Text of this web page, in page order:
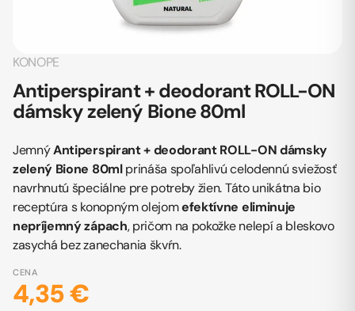
KONOPE
Antiperspirant + deodorant ROLL-ON
dámsky zelený Bione 80ml
JemnýAntiperspirant + deodorant ROLL-ON dámsky
zelený Bione 80mlprináša spoľahlivú celodennú sviežosť
navrhnutú špeciálne pre potreby žien. Táto unikátna bio
receptúra s konopným olejomefektívne eliminuje
nepríjemný zápach, pričom na pokožke nelepí a bleskovo
zasychá bez zanechania škvŕn.
CENA
4,35 €